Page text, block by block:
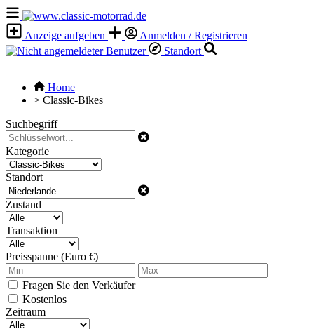
Anzeige aufgeben
Anmelden / Registrieren
Standort
Home
> Classic-Bikes
Suchbegriff
Kategorie
Standort
Zustand
Transaktion
Preisspanne (Euro €)
Fragen Sie den Verkäufer
Kostenlos
Zeitraum